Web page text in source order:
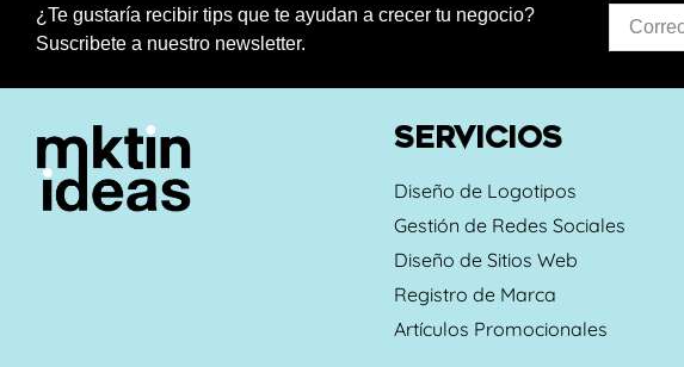
¿Te gustaría recibir tips que te ayudan a crecer tu negocio?
Suscribete a nuestro newsletter.
SERVICIOS
Diseño de Logotipos
Gestión de Redes Sociales
Diseño de Sitios Web
Registro de Marca
Artículos Promocionales